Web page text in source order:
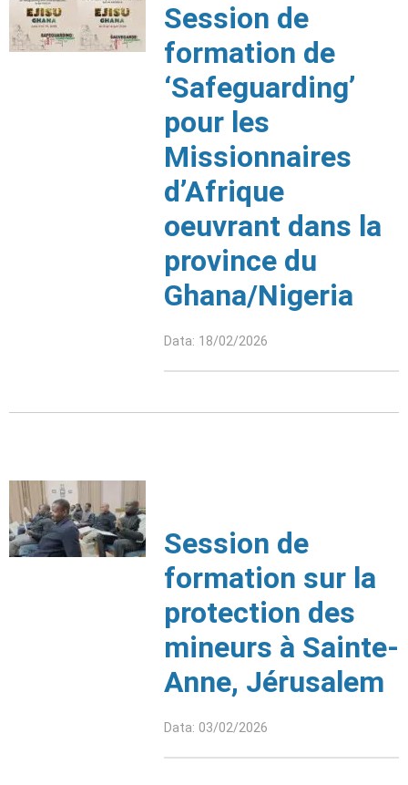
Session de
formation de
‘Safeguarding’
pour les
Missionnaires
d’Afrique
oeuvrant dans la
province du
Ghana/Nigeria
Data: 18/02/2026
Session de
formation sur la
protection des
mineurs à Sainte-
Anne, Jérusalem
Data: 03/02/2026